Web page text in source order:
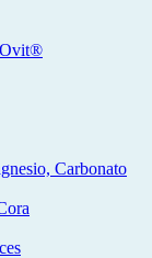
Carbonato